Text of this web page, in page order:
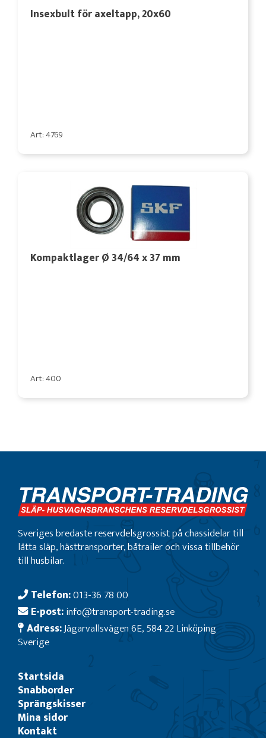
Insexbult för axeltapp, 20x60
Art: 4769
Kompaktlager Ø 34/64 x 37 mm
Art: 400
Sveriges bredaste reservdelsgrossist på chassidelar till
lätta släp, hästtransporter, båtrailer och vissa tillbehör
till husbilar.
Telefon:013-36 78 00
E-post:info@transport-trading.se
Adress:Jägarvallsvägen 6E, 584 22 Linköping
Sverige
Startsida
Snabborder
Sprängskisser
Mina sidor
Kontakt